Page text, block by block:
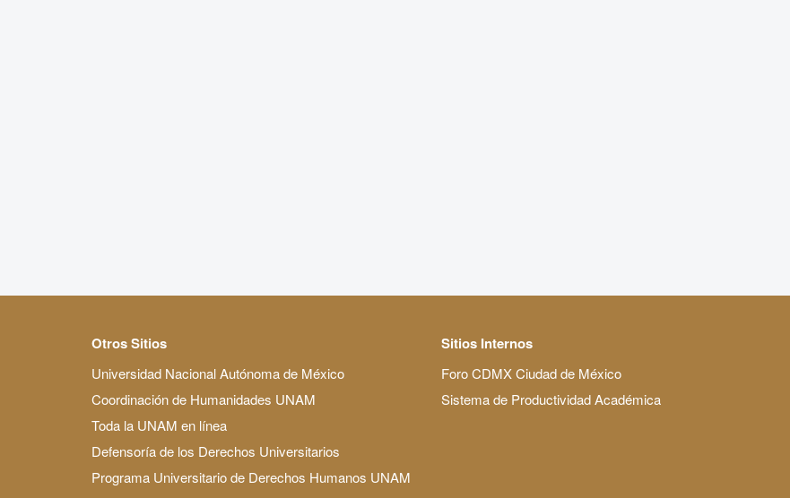
Otros Sitios
Universidad Nacional Autónoma de México
Coordinación de Humanidades UNAM
Toda la UNAM en línea
Defensoría de los Derechos Universitarios
Programa Universitario de Derechos Humanos UNAM
Sitios Internos
Foro CDMX Ciudad de México
Sistema de Productividad Académica